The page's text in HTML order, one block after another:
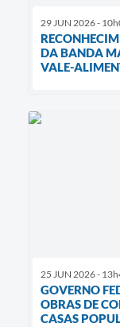
29 JUN 2026 -
DA BANDA
VALE-
25 JUN 2026 -
GOVERNO
OBRAS DE
CASAS